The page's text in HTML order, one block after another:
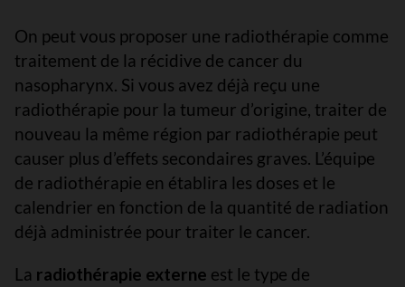
On peut vous proposer une radiothérapie comme
traitement de la récidive de cancer du
nasopharynx. Si vous avez déjà reçu une
radiothérapie pour la tumeur d’origine, traiter de
nouveau la même région par radiothérapie peut
causer plus d’effets secondaires graves. L’équipe
de radiothérapie en établira les doses et le
calendrier en fonction de la quantité de radiation
déjà administrée pour traiter le cancer.
La radiothérapie externe est le type de